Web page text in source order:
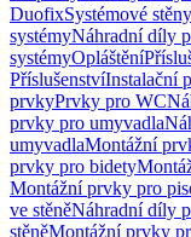
DuofixSystémové stěny
systémyNáhradní díly
systémyOpláštění
PříslušenstvíInstalační
prvkyPrvky pro WC
prvky pro umyvadla
umyvadlaMontážní
prvky pro bidety
Montážní prvky pro
ve stěněNáhradní díly
stěněMontážní prvky